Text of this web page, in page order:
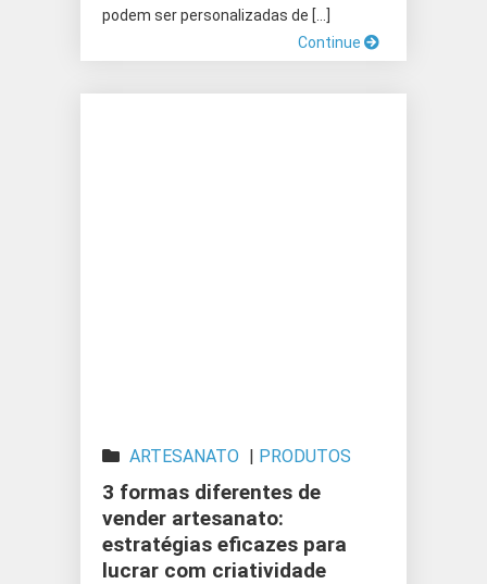
podem ser personalizadas de […]
Continue
ARTESANATO | PRODUTOS
ARTESANAIS
3 formas diferentes de
vender artesanato:
estratégias eficazes para
lucrar com criatividade